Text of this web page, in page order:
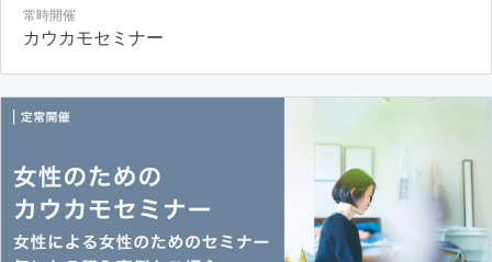
常時開催
カウカモセミナー